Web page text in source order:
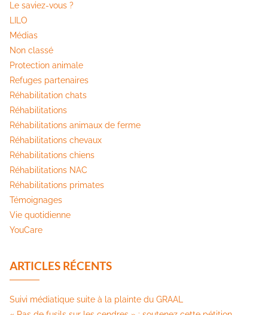
Le saviez-vous ?
LILO
Médias
Non classé
Protection animale
Refuges partenaires
Réhabilitation chats
Réhabilitations
Réhabilitations animaux de ferme
Réhabilitations chevaux
Réhabilitations chiens
Réhabilitations NAC
Réhabilitations primates
Témoignages
Vie quotidienne
YouCare
ARTICLES RÉCENTS
Suivi médiatique suite à la plainte du GRAAL